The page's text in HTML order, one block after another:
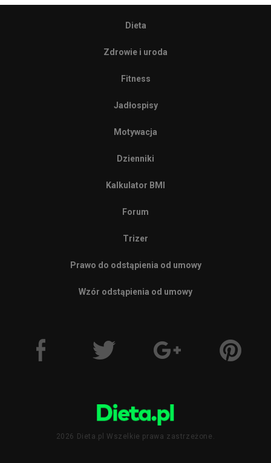
Dieta
Zdrowie i uroda
Fitness
Jadłospisy
Motywacja
Dzienniki
Kalkulator BMI
Forum
Trizer
Prawo do odstąpienia od umowy
Wzór odstąpienia od umowy
2026 Dieta.pl Wszelkie prawa zastrzeżone.